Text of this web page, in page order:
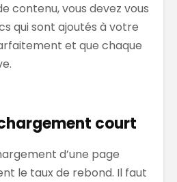
contenu, vous devez vous
qui sont ajoutés à votre
et que chaque
court
d’une page
le taux de rebond. Il faut